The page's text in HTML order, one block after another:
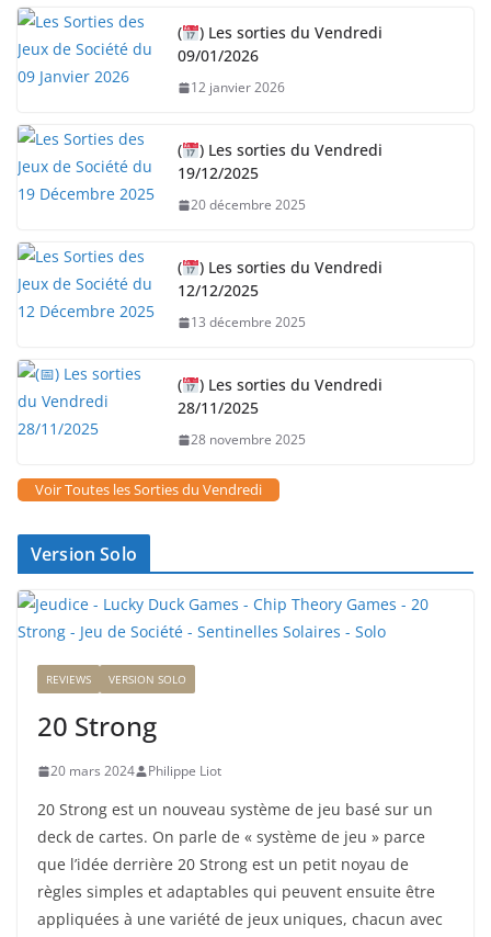
(
) Les sorties du Vendredi
09/01/2026
12 janvier 2026
(
) Les sorties du Vendredi
19/12/2025
20 décembre 2025
(
) Les sorties du Vendredi
12/12/2025
13 décembre 2025
(
) Les sorties du Vendredi
28/11/2025
28 novembre 2025
Voir Toutes les Sorties du Vendredi
Version Solo
REVIEWS VERSION SOLO
20 Strong
20 mars 2024 Philippe Liot
20 Strong est un nouveau système de jeu basé sur un
deck de cartes. On parle de « système de jeu » parce
que l’idée derrière 20 Strong est un petit noyau de
règles simples et adaptables qui peuvent ensuite être
appliquées à une variété de jeux uniques, chacun avec